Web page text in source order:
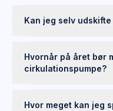
Kan jeg selv
Hvornår på året bør
cirkulationspumpe?
Hvor meget kan jeg